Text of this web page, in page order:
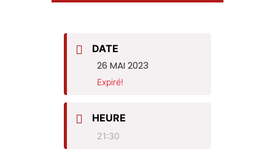
DATE
26 MAI 2023
Expiré!
HEURE
21:30